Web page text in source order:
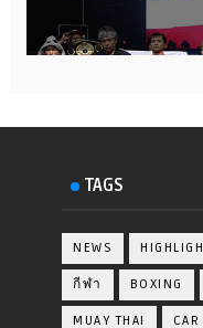
TAGS
NEWS
กีฬา BOXING
MUAY THAI CAR